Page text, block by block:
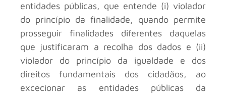
entidades públicas, que entende (i) violador
do princípio da finalidade, quando permite
prosseguir finalidades diferentes daquelas
que justificaram a recolha dos dados e (ii)
violador do princípio da igualdade e dos
direitos fundamentais dos cidadãos, ao
excecionar as entidades públicas da